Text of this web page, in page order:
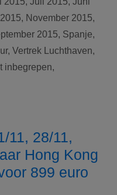
, November 2015,
2015, Spanje,
, Vertrek Luchthaven,
inbegrepen,
11, 28/11,
Hong Kong
899 euro